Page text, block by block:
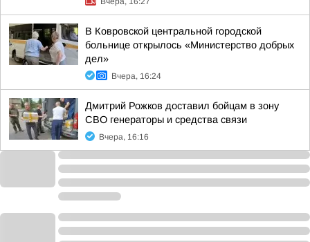
В Ковровской центральной городской
больнице открылось «Министерство добрых
дел»
Вчера, 16:24
Дмитрий Рожков доставил бойцам в зону
СВО генераторы и средства связи
Вчера, 16:16